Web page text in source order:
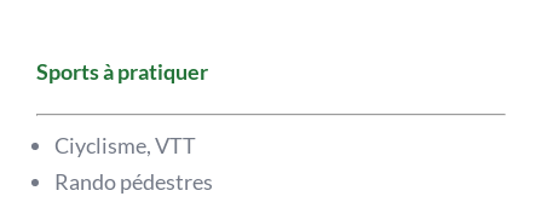
Sports à pratiquer
Ciyclisme, VTT
Rando pédestres